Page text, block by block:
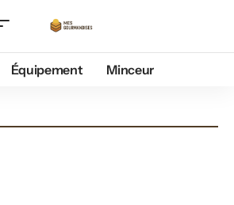
Équipement Minceur